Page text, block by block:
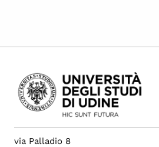
via Palladio 8